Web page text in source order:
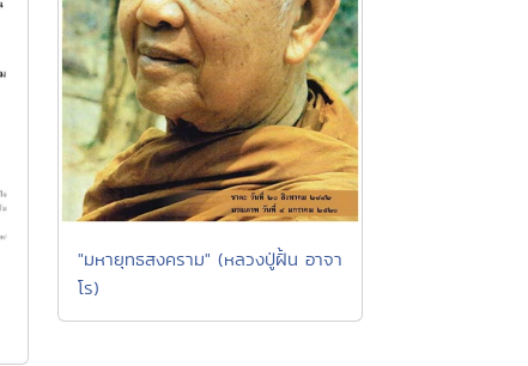
"มหายุทธสงคราม" (หลวงปู่ฝั้น อาจา
โร)